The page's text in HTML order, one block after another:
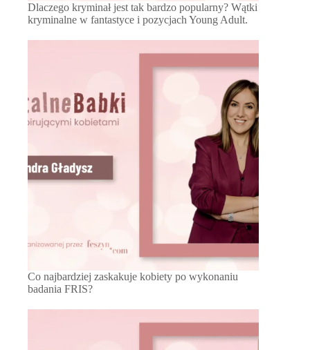
Dlaczego kryminał jest tak bardzo popularny? Wątki
kryminalne w fantastyce i pozycjach Young Adult.
Co najbardziej zaskakuje kobiety po wykonaniu
badania FRIS?